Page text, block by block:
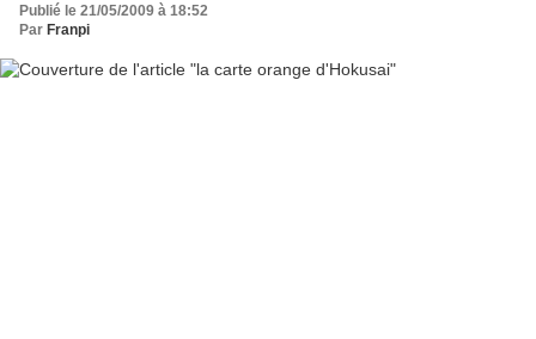
Publié le 21/05/2009 à 18:52
Par Franpi